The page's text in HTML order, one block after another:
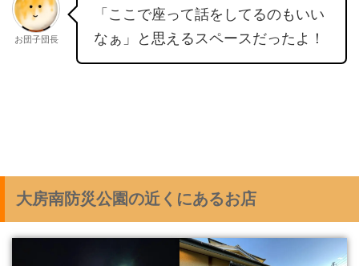
お団子団長
「ここで座って話をしてるのもいい
なぁ」と思えるスペースだったよ！
大房南防災公園の近くにあるお店